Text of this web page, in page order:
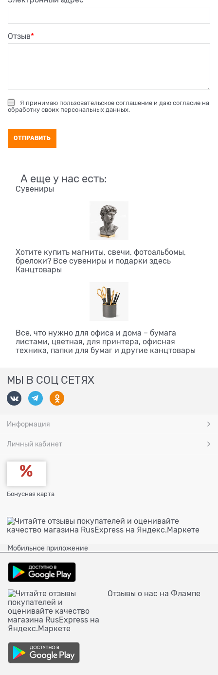
Отзыв
Я принимаю пользовательское соглашение и даю согласие на
обработку своих персональных данных.
А еще у нас есть:
Сувениры
Хотите купить магниты, свечи, фотоальбомы,
брелоки? Все сувениры и подарки здесь
Канцтовары
Все, что нужно для офиса и дома – бумага
листами, цветная, для принтера, офисная
техника, папки для бумаг и другие канцтовары
МЫ В СОЦ СЕТЯХ
Информация
Личный кабинет
Бонусная карта
Мобильное приложение
Отзывы о нас на Флампе